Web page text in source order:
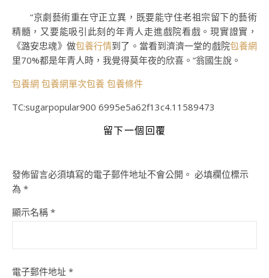
“京劇藝術重在守正立異，既要能守住老祖宗留下的藝術
精髓，又要能吸引此刻的年青人走進戲院看戲。現實證實，
《潞安忠魂》做包養行情到了。當看到濟濟一堂的戲院包養網
里70%都是年青人時，我覺得莫年夜的欣喜。”翁國生說。
包養網 包養網單次包養 包養條件
TC:sugarpopular900 6995e5a62f13c4.11589473
留下一個回覆
發佈留言必須填寫的電子郵件地址不會公開。 必填欄位標示
為 *
顯示名稱 *
電子郵件地址 *